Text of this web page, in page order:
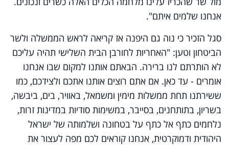
אנחנו שלמים איתם".
סגל הזכיר כי נוה גם היפנה אז קריאה לראש הממשלה ולשר
הביטחון וטען: "האחריות לחורבן הבית השלישי תהיה עליכם
לא הותרתם לנו ברירה. הבאתם אותנו למקום שבו אנחנו
אומרים - עד כאן. אם אתם רוצים אותנו אתכם ולצידכם, כמו
ששירתנו תחת ממשלות מימין ומשמאל, באוויר, בים, ביבשה,
בשריון, בתותחנים, בסייבר, במשימות סודיות במדינות זרות,
נלחמים כתף אל כתף על בטחונה ושלמותה של ישראל
היהודית ודמוקרטית, אנחנו קוראים לכם מפה לעצור את